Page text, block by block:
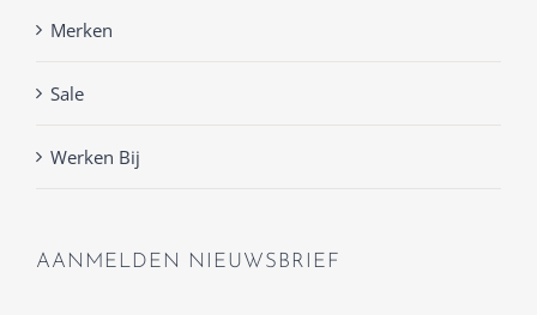
Merken
Sale
Werken Bij
AANMELDEN NIEUWSBRIEF